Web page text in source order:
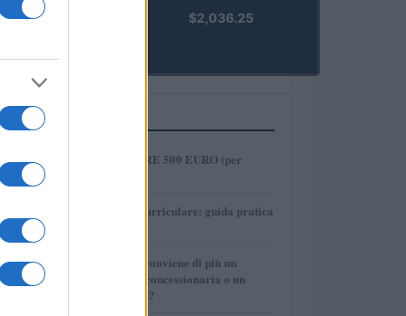
PRIME)
$2,036.25
PIÙ LETTI
1
COME INVESTIRE 500 EURO (per
2
Tirocinio extra-curriculare: guida pratica
3
Per le auto usate conviene di più un
finanziamento in concessionaria o un
prestito personale?